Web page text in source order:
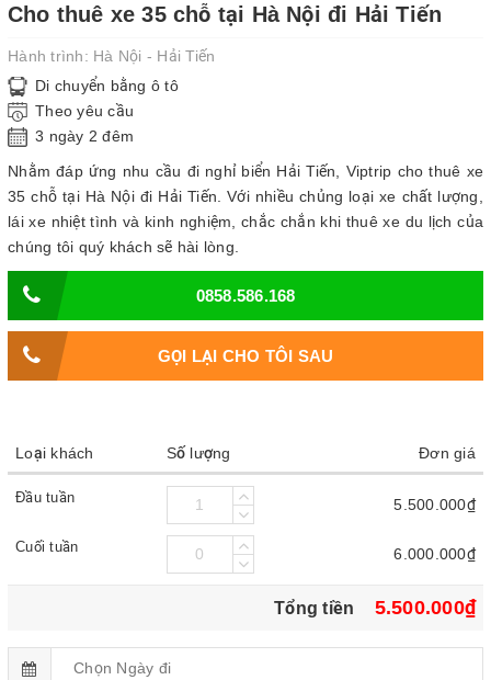
Cho thuê xe 35 chỗ tại Hà Nội đi Hải Tiến
Hành trình: Hà Nội - Hải Tiến
Di chuyển bằng ô tô
Theo yêu cầu
3 ngày 2 đêm
Nhằm đáp ứng nhu cầu đi nghỉ biển Hải Tiến, Viptrip cho thuê xe
35 chỗ tại Hà Nội đi Hải Tiến. Với nhiều chủng loại xe chất lượng,
lái xe nhiệt tình và kinh nghiệm, chắc chắn khi thuê xe du lịch của
chúng tôi quý khách sẽ hài lòng.
0858.586.168
GỌI LẠI CHO TÔI SAU
Loại khách Số lượng Đơn giá
Đầu tuần 5.500.000₫
Cuối tuần 6.000.000₫
Tổng tiền 5.500.000₫